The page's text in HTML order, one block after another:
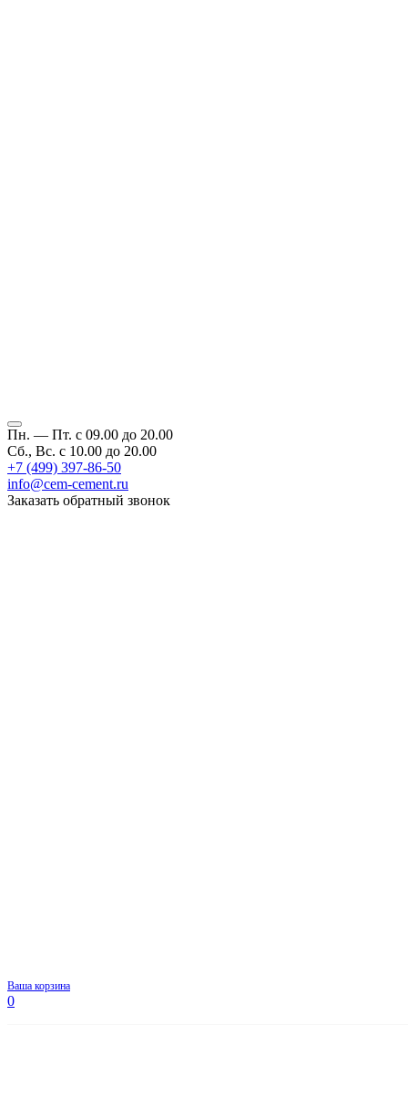
Пн. — Пт. с 09.00 до 20.00
Сб., Вс. с 10.00 до 20.00
+7 (499) 397-86-50
info@cem-cement.ru
Заказать обратный звонок
Ваша корзина
0